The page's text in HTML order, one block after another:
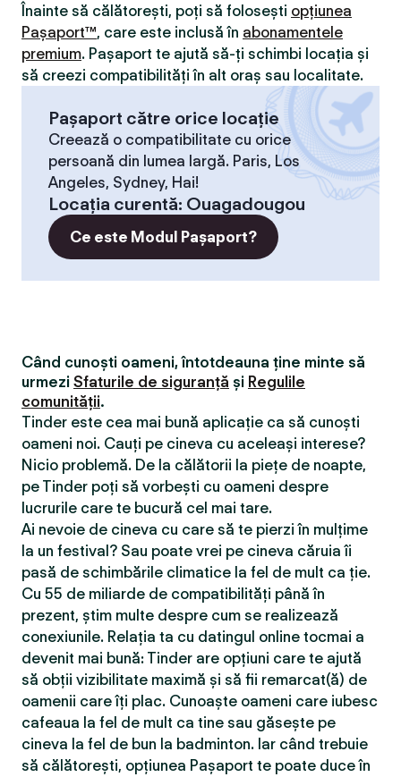
Înainte să călătorești, poți să folosești opțiunea
Pașaport™, care este inclusă în abonamentele
premium. Pașaport te ajută să-ți schimbi locația și
să creezi compatibilităţi în alt oraș sau localitate.
Pașaport către orice locație
Creează o compatibilitate cu orice
persoană din lumea largă. Paris, Los
Angeles, Sydney, Hai!
Locaţia curentă: Ouagadougou
Ce este Modul Pașaport?
Când cunoști oameni, întotdeauna ține minte să
urmezi Sfaturile de siguranță și Regulile
comunității.
Tinder este cea mai bună aplicație ca să cunoști
oameni noi. Cauți pe cineva cu aceleași interese?
Nicio problemă. De la călătorii la piețe de noapte,
pe Tinder poți să vorbești cu oameni despre
lucrurile care te bucură cel mai tare.
Ai nevoie de cineva cu care să te pierzi în mulțime
la un festival? Sau poate vrei pe cineva căruia îi
pasă de schimbările climatice la fel de mult ca ție.
Cu 55 de miliarde de compatibilităţi până în
prezent, știm multe despre cum se realizează
conexiunile. Relația ta cu datingul online tocmai a
devenit mai bună: Tinder are opțiuni care te ajută
să obții vizibilitate maximă și să fii remarcat(ă) de
oamenii care îți plac. Cunoaște oameni care iubesc
cafeaua la fel de mult ca tine sau găsește pe
cineva la fel de bun la badminton. Iar când trebuie
să călătorești, opțiunea Pașaport te poate duce în